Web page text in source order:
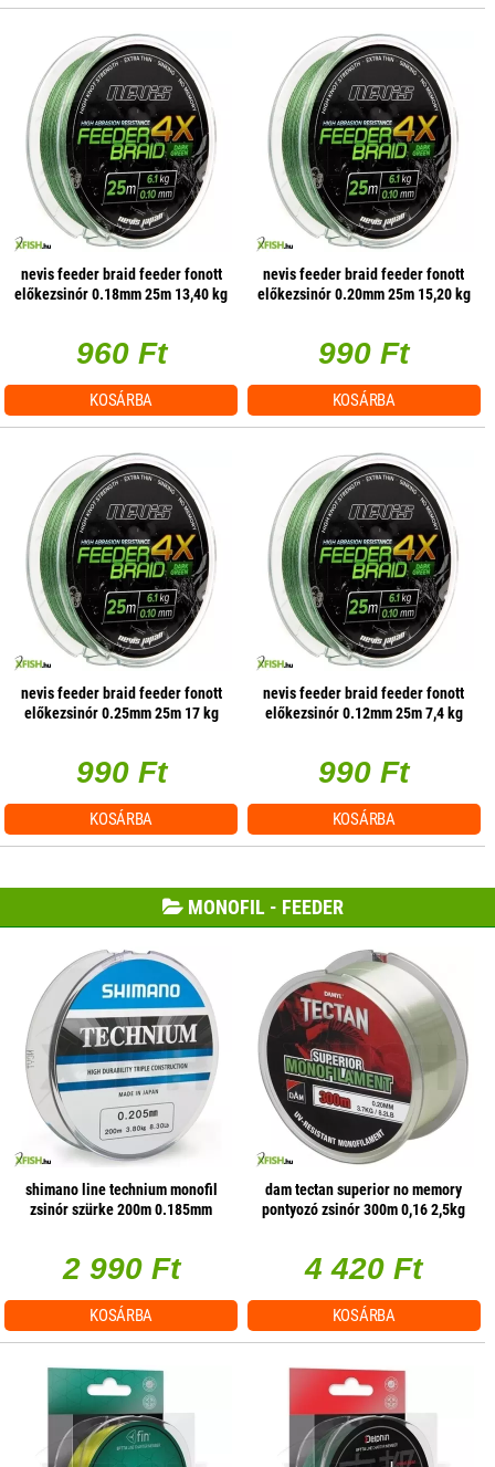
nevis feeder braid feeder fonott
előkezsinór 0.18mm 25m 13,40 kg
960 Ft
KOSÁRBA
nevis feeder braid feeder fonott
előkezsinór 0.20mm 25m 15,20 kg
990 Ft
KOSÁRBA
nevis feeder braid feeder fonott
előkezsinór 0.25mm 25m 17 kg
990 Ft
KOSÁRBA
nevis feeder braid feeder fonott
előkezsinór 0.12mm 25m 7,4 kg
990 Ft
KOSÁRBA
MONOFIL - FEEDER
shimano line technium monofil
zsinór szürke 200m 0.185mm
2 990 Ft
KOSÁRBA
dam tectan superior no memory
pontyozó zsinór 300m 0,16 2,5kg
4 420 Ft
KOSÁRBA